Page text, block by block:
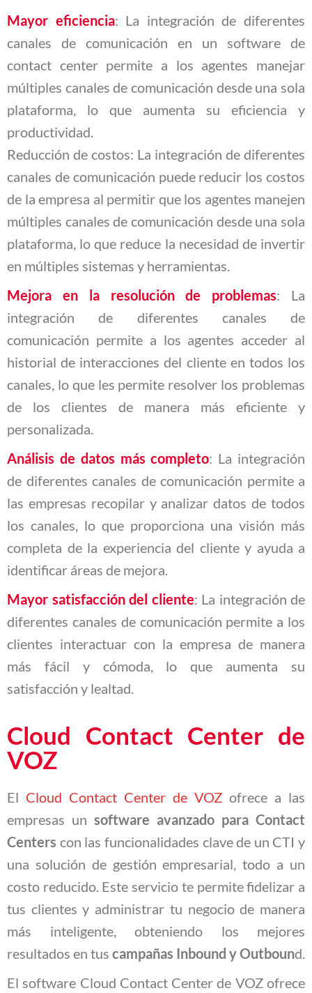
Mayor eficiencia: La integración de diferentes
canales de comunicación en un software de
contact center permite a los agentes manejar
múltiples canales de comunicación desde una sola
plataforma, lo que aumenta su eficiencia y
productividad.
Reducción de costos: La integración de diferentes
canales de comunicación puede reducir los costos
de la empresa al permitir que los agentes manejen
múltiples canales de comunicación desde una sola
plataforma, lo que reduce la necesidad de invertir
en múltiples sistemas y herramientas.
Mejora en la resolución de problemas: La
integración de diferentes canales de
comunicación permite a los agentes acceder al
historial de interacciones del cliente en todos los
canales, lo que les permite resolver los problemas
de los clientes de manera más eficiente y
personalizada.
Análisis de datos más completo: La integración
de diferentes canales de comunicación permite a
las empresas recopilar y analizar datos de todos
los canales, lo que proporciona una visión más
completa de la experiencia del cliente y ayuda a
identificar áreas de mejora.
Mayor satisfacción del cliente: La integración de
diferentes canales de comunicación permite a los
clientes interactuar con la empresa de manera
más fácil y cómoda, lo que aumenta su
satisfacción y lealtad.
Cloud Contact Center de
VOZ
El Cloud Contact Center de VOZ ofrece a las
empresas un software avanzado para Contact
Centers con las funcionalidades clave de un CTI y
una solución de gestión empresarial, todo a un
costo reducido. Este servicio te permite fidelizar a
tus clientes y administrar tu negocio de manera
más inteligente, obteniendo los mejores
resultados en tus campañas Inbound y Outbound.
El software Cloud Contact Center de VOZ ofrece